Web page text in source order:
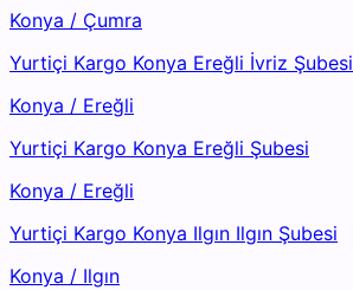
Konya / Çumra
Yurtiçi Kargo Konya Ereğli İvriz Şubesi
Konya / Ereğli
Yurtiçi Kargo Konya Ereğli Şubesi
Konya / Ereğli
Yurtiçi Kargo Konya Ilgın Ilgın Şubesi
Konya / Ilgın